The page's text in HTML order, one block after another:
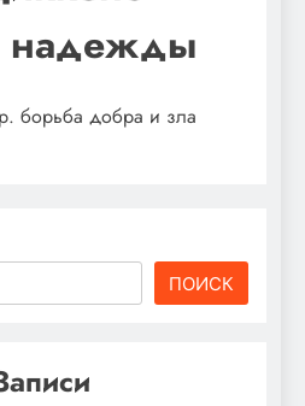
надежды
борьба добра и зла
ПОИСК